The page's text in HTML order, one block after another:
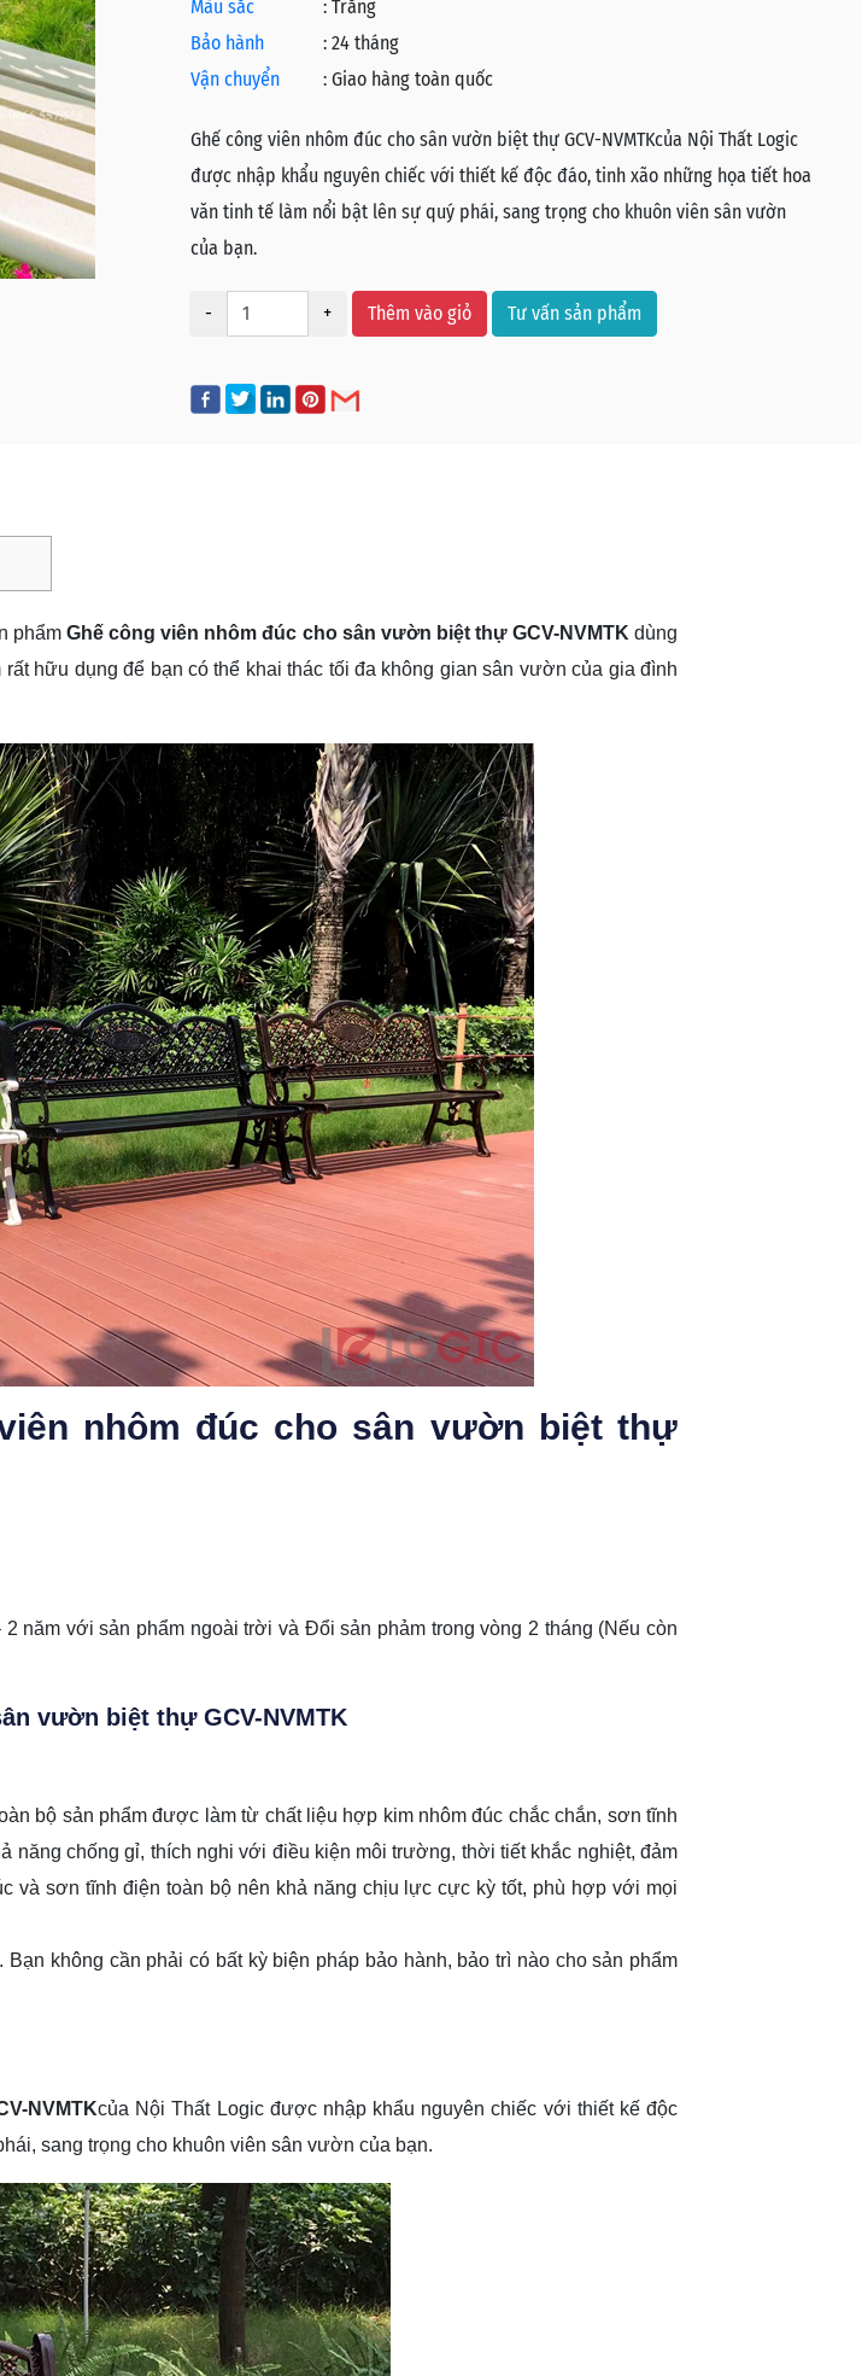
Màu sắc
: Trắng
Bảo hành
: 24 tháng
Vận chuyển
: Giao hàng toàn quốc
Ghế công viên nhôm đúc cho sân vườn biệt thự GCV-NVMTKcủa Nội Thất Logic
được nhập khẩu nguyên chiếc với thiết kế độc đáo, tinh xão những họa tiết hoa
văn tinh tế làm nổi bật lên sự quý phái, sang trọng cho khuôn viên sân vườn
của bạn.
- + Thêm vào giỏ Tư vấn sản phẩm
phẩmGhế công viên nhôm đúc cho sân vườn biệt thự GCV-NVMTK dùng
hữu dụng để bạn có thể khai thác tối đa không gian sân vườn của gia đình
nhôm đúc cho sân vườn biệt thự
2 năm với sản phẩm ngoài trời và Đổi sản phảm trong vòng 2 tháng (Nếu còn
vườn biệt thự GCV-NVMTK
bộ sản phẩm được làm từ chất liệu hợp kim nhôm đúc chắc chắn, sơn tĩnh
năng chống gỉ, thích nghi với điều kiện môi trường, thời tiết khắc nghiệt, đảm
và sơn tĩnh điện toàn bộ nên khả năng chịu lực cực kỳ tốt, phù hợp với mọi
không cần phải có bất kỳ biện pháp bảo hành, bảo trì nào cho sản phẩm
NVMTKcủa Nội Thất Logic được nhập khẩu nguyên chiếc với thiết kế độc
sang trọng cho khuôn viên sân vườn của bạn.